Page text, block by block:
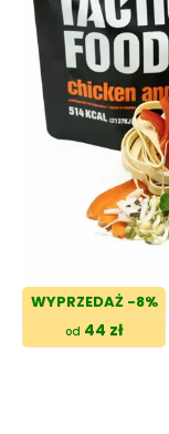
WYPRZEDAŻ -8%
od 44 zł